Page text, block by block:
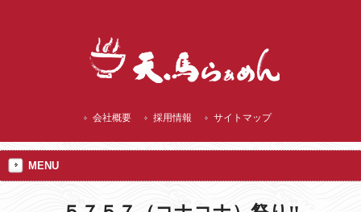
会社概要 採用情報 サイトマップ
MENU